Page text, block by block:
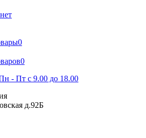
0
0
- Пт с 9.00 до 18.00
д.92Б